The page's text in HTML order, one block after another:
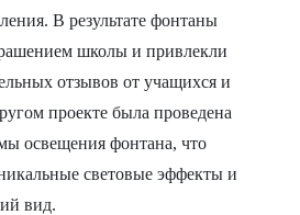
В результате фонтаны
школы и привлекли
отзывов от учащихся и
проекте была проведена
освещения фонтана, что
световые эффекты и
вид.